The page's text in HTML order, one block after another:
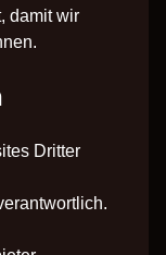
damit wir
Dritter